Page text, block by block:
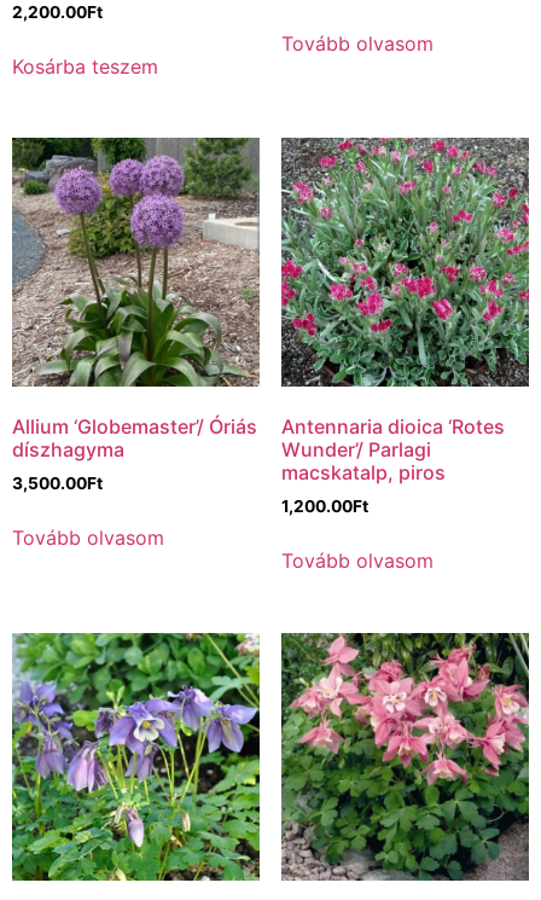
2,200.00Ft
Kosárba teszem
Tovább olvasom
Allium ‘Globemaster’/ Óriás
díszhagyma
3,500.00Ft
Tovább olvasom
Antennaria dioica ‘Rotes
Wunder’/ Parlagi
macskatalp, piros
1,200.00Ft
Tovább olvasom